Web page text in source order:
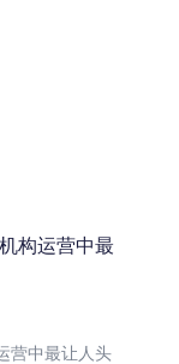
构运营中最
营中最让人头